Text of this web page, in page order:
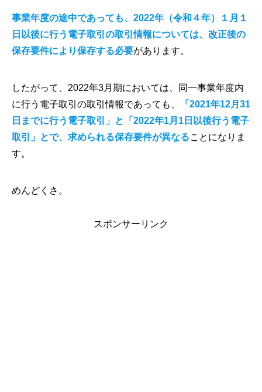
事業年度の途中であっても、2022年（令和４年）１月１
日以後に行う電子取引の取引情報については、改正後の
保存要件により保存する必要があります。
したがって、2022年3月期においては、同一事業年度内
に行う電子取引の取引情報であっても、
「2021年12月31
日までに行う電子取引」と「2022年1月1日以後行う電子
取引」とで、求められる保存要件が異なることになりま
す。
めんどくさ。
スポンサーリンク